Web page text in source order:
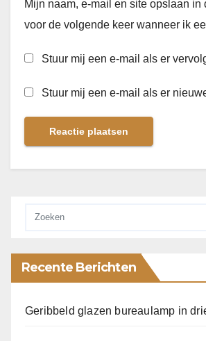
Mijn naam, e-mail en site opslaan in
voor de volgende keer wanneer ik
Stuur mij een e-mail als er
Stuur mij een e-mail als er
Recente Berichten
Geribbeld glazen bureaulamp in